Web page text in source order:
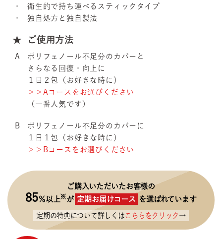
衛生的で持ち運べるスティックタイプ
独自処方と独自製法
ご使用方法
A
ポリフェノール不足分のカバーと
さらなる回復・向上に
１日２包（お好きな時に）
＞＞ Aコースをお選びください
（一番人気です）
B
ポリフェノール不足分のカバーに
１日１包（お好きな時に）
＞＞ Bコースをお選びください
ご購入いただいたお客様の
85％以上※が 定期お届けコース を選ばれています
定期の特典について詳しくはこちらをクリック →